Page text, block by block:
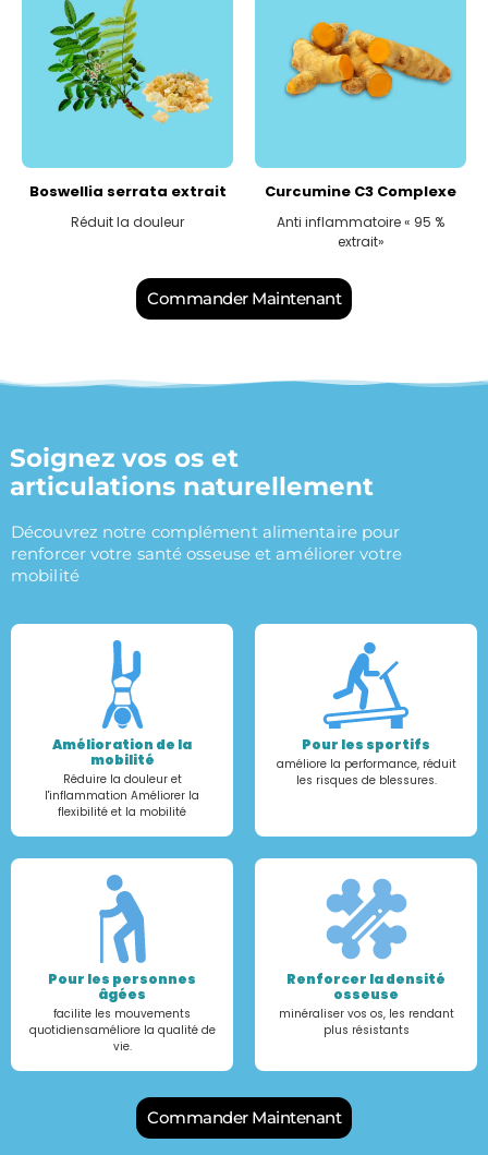
Boswellia serrata extrait
Réduit la douleur​
Curcumine C3 Complexe
Anti inflammatoire « 95 %
extrait»
Commander Maintenant
Soignez vos os et
articulations naturellement
Découvrez notre complément alimentaire pour
renforcer votre santé osseuse et améliorer votre
mobilité
Amélioration de la
mobilité
Réduire la douleur et
l'inflammation Améliorer la
flexibilité et la mobilité
Pour les sportifs
améliore la performance, réduit
les risques de blessures.
Pour les personnes
âgées
facilite les mouvements
quotidiensaméliore la qualité de
vie.
Renforcer la densité
osseuse
minéraliser vos os, les rendant
plus résistants
Commander Maintenant